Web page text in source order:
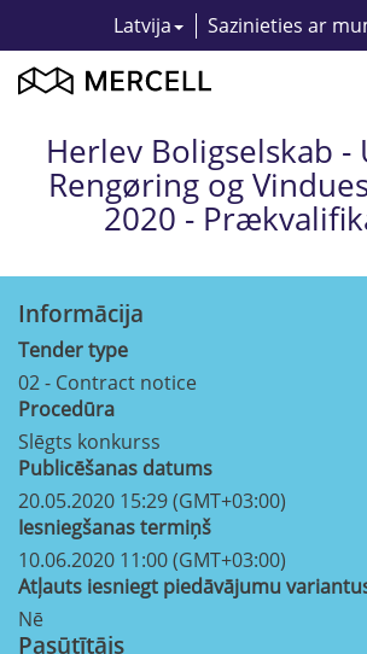
Latvija Sazinieties ar
Herlev Boligselskab -
Rengøring og
2020 -
Informācija
Tender type
02 - Contract notice
Procedūra
Slēgts konkurss
Publicēšanas datums
20.05.2020 15:29 (GMT+03:00)
Iesniegšanas termiņš
10.06.2020 11:00 (GMT+03:00)
Atļauts iesniegt piedāvājumu
Nē
Pasūtītājs